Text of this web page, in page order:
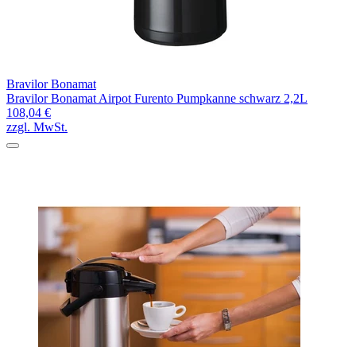
Bravilor Bonamat
Bravilor Bonamat Airpot Furento Pumpkanne schwarz 2,2L
108,04 €
zzgl. MwSt.